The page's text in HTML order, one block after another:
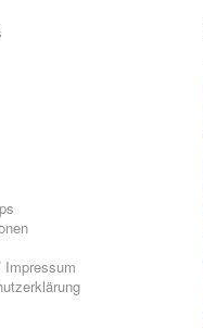
Impressum